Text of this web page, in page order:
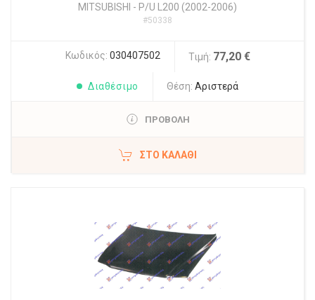
MITSUBISHI - P/U L200 (2002-2006)
#50338
Κωδικός: 030407502 Τιμή: 77,20 €
Διαθέσιμο Θέση: Αριστερά
ΠΡΟΒΟΛΗ
ΣΤΟ ΚΑΛΆΘΙ